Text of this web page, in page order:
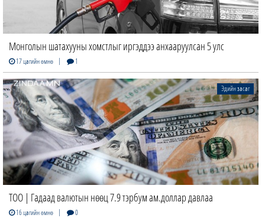
Монголын шатахууны хомстлыг иргэддээ анхааруулсан 5 улс
17 цагийн өмнө | 1
ТОО | Гадаад валютын нөөц 7.9 тэрбум ам.доллар давлаа
16 цагийн өмнө | 0
Эдийн засаг